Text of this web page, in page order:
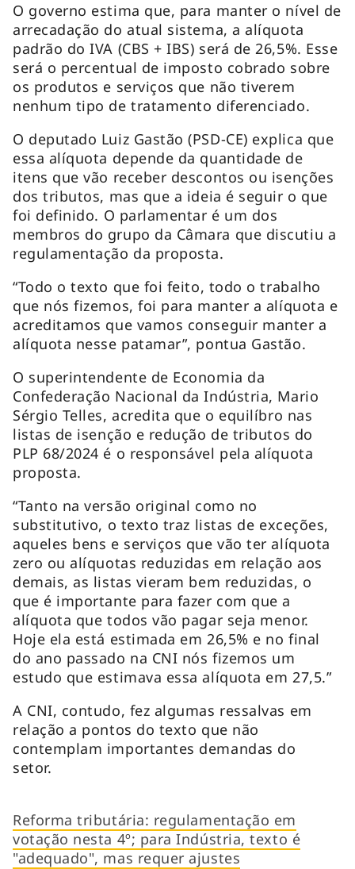
O governo estima que, para manter o nível de
arrecadação do atual sistema, a alíquota
padrão do IVA (CBS + IBS) será de 26,5%. Esse
será o percentual de imposto cobrado sobre
os produtos e serviços que não tiverem
nenhum tipo de tratamento diferenciado.
O deputado Luiz Gastão (PSD-CE) explica que
essa alíquota depende da quantidade de
itens que vão receber descontos ou isenções
dos tributos, mas que a ideia é seguir o que
foi definido. O parlamentar é um dos
membros do grupo da Câmara que discutiu a
regulamentação da proposta.
“Todo o texto que foi feito, todo o trabalho
que nós fizemos, foi para manter a alíquota e
acreditamos que vamos conseguir manter a
alíquota nesse patamar”, pontua Gastão.
O superintendente de Economia da
Confederação Nacional da Indústria, Mario
Sérgio Telles, acredita que o equilíbro nas
listas de isenção e redução de tributos do
PLP 68/2024 é o responsável pela alíquota
proposta.
“Tanto na versão original como no
substitutivo, o texto traz listas de exceções,
aqueles bens e serviços que vão ter alíquota
zero ou alíquotas reduzidas em relação aos
demais, as listas vieram bem reduzidas, o
que é importante para fazer com que a
alíquota que todos vão pagar seja menor.
Hoje ela está estimada em 26,5% e no final
do ano passado na CNI nós fizemos um
estudo que estimava essa alíquota em 27,5.”
A CNI, contudo, fez algumas ressalvas em
relação a pontos do texto que não
contemplam importantes demandas do
setor.
Reforma tributária: regulamentação em
votação nesta 4º; para Indústria, texto é
"adequado", mas requer ajustes